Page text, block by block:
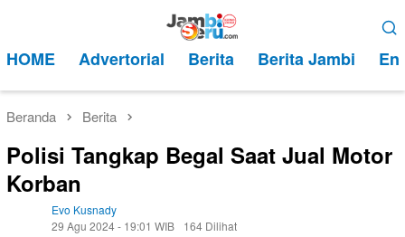
kontenMobile
HOME Advertorial Berita Berita Jambi
Beranda Berita
Polisi Tangkap Begal Saat Jual Motor
Korban
Evo Kusnady
29 Agu 2024 - 19:01 WIB
164 Dilihat